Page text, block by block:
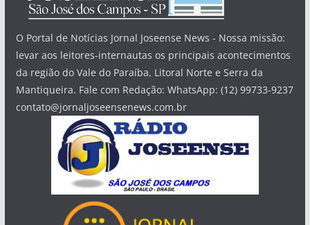
O Portal de Notícias Jornal Joseense News - Nossa missão:
levar aos leitores-internautas os principais acontecimentos
da região do Vale do Paraíba, Litoral Norte e Serra da
Mantiqueira. Fale com Redação: WhatsApp: (12) 99733-9237
contato@jornaljoseensenews.com.br